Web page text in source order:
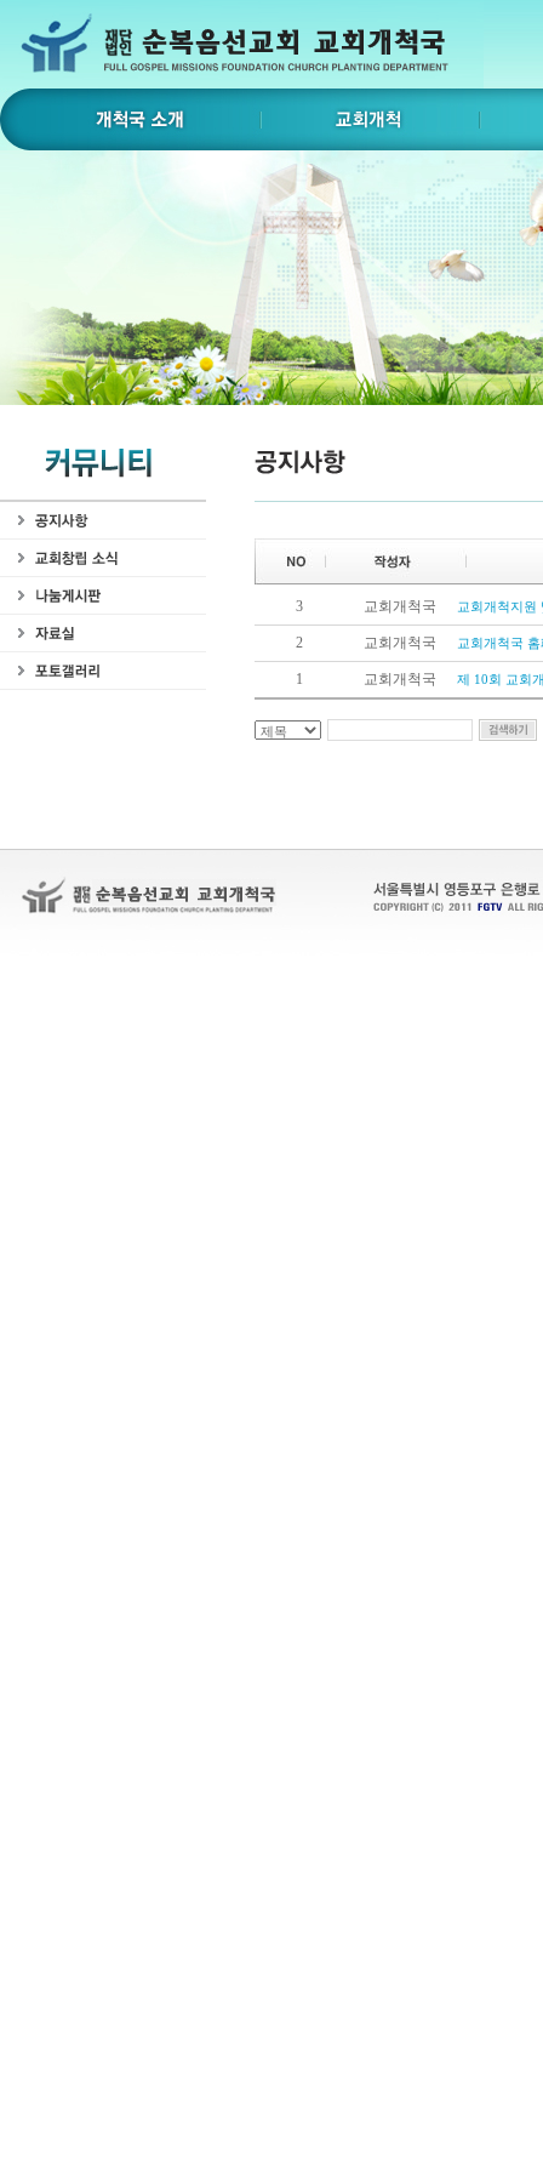
3 교회개척국 교회개척지원
2 교회개척국 교회개척국
1 교회개척국 제 10회 교회